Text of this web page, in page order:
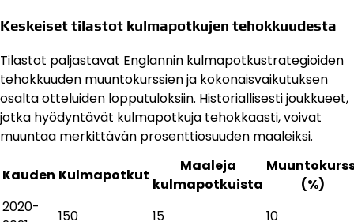
Keskeiset tilastot kulmapotkujen tehokkuudesta
Tilastot paljastavat Englannin kulmapotkustrategioiden
tehokkuuden muuntokurssien ja kokonaisvaikutuksen
osalta otteluiden lopputuloksiin. Historiallisesti joukkueet,
jotka hyödyntävät kulmapotkuja tehokkaasti, voivat
muuntaa merkittävän prosenttiosuuden maaleiksi.
Kauden Kulmapotkut
Maaleja
kulmapotkuista
(%)
2020-
150 15
10